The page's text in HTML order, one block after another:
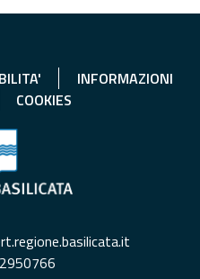
INFORMAZIONI
COOKIES